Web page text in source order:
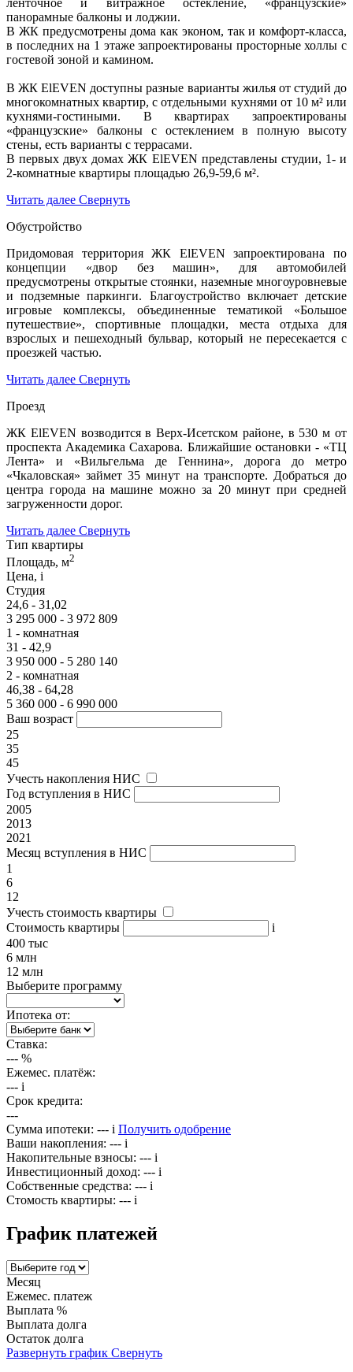
панорамные балконы и лоджии.
В ЖК предусмотрены дома как эконом, так и комфорт-класса,
в последних на 1 этаже запроектированы просторные холлы с
гостевой зоной и камином.
В ЖК ElEVEN доступны разные варианты жилья от студий до
многокомнатных квартир, с отдельными кухнями от 10 м² или
кухнями-гостиными. В квартирах запроектированы
«французские» балконы с остеклением в полную высоту
стены, есть варианты с террасами.
В первых двух домах ЖК ElEVEN представлены студии, 1- и
2-комнатные квартиры площадью 26,9-59,6 м².
Читать далее Свернуть
Обустройство
Придомовая территория ЖК ElEVEN запроектирована по
концепции «двор без машин», для автомобилей
предусмотрены открытые стоянки, наземные многоуровневые
и подземные паркинги. Благоустройство включает детские
игровые комплексы, объединенные тематикой «Большое
путешествие», спортивные площадки, места отдыха для
взрослых и пешеходный бульвар, который не пересекается с
проезжей частью.
Читать далее Свернуть
Проезд
ЖК ElEVEN возводится в Верх-Исетском районе, в 530 м от
проспекта Академика Сахарова. Ближайшие остановки - «ТЦ
Лента» и «Вильгельма де Геннина», дорога до метро
«Чкаловская» займет 35 минут на транспорте. Добраться до
центра города на машине можно за 20 минут при средней
загруженности дорог.
Читать далее Свернуть
Тип квартиры
Площадь, м2
Цена, i
Студия
24,6 - 31,02
3 295 000 - 3 972 809
1 - комнатная
31 - 42,9
3 950 000 - 5 280 140
2 - комнатная
46,38 - 64,28
5 360 000 - 6 990 000
Ваш возраст
25
35
45
Учесть накопления НИС
Год вступления в НИС
2005
2013
2021
Месяц вступления в НИС
1
6
12
Учесть стоимость квартиры
Стоимость квартиры
i
400 тыс
6 млн
12 млн
Выберите программу
Ипотека от:
Ставка:
--- %
Ежемес. платёж:
--- i
Срок кредита:
---
Сумма ипотеки: --- i Получить одобрение
Ваши накопления: --- i
Накопительные взносы: --- i
Инвестиционный доход: --- i
Собственные средства: --- i
Стомость квартиры: --- i
График платежей
Месяц
Ежемес. платеж
Выплата %
Выплата долга
Остаток долга
Развернуть график Свернуть